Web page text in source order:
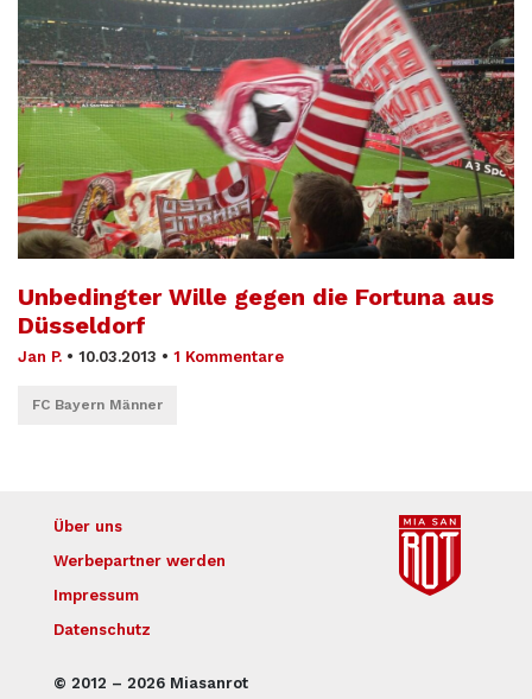
Unbedingter Wille gegen die Fortuna aus
Düsseldorf
Jan P. • 10.03.2013 • 1 Kommentare
FC Bayern Männer
© 2012 – 2026 Miasanrot
Über uns
Werbepartner werden
Impressum
Datenschutz